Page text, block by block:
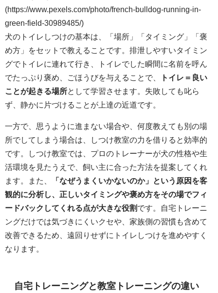
(https://www.pexels.com/photo/french-bulldog-running-in-
green-field-30989485/)
犬のトイレしつけの基本は、「場所」「タイミング」「褒
め方」をセットで教えることです。排泄しやすいタイミン
グでトイレに連れて行き、トイレでした瞬間に名前を呼ん
でたっぷり褒め、ごほうびを与えることで、
トイレ＝良い
ことが起きる場所として学習させます。失敗しても叱ら
ず、静かに片づけることが上達の近道です。
一方で、思うように進まない場合や、何度教えても別の場
所でしてしまう場合は、しつけ教室の力を借りると効率的
です。しつけ教室では、プロのトレーナーが犬の性格や生
活環境を見たうえで、飼い主に合った方法を提案してくれ
ます。また、
「なぜうまくいかないのか」という原因を客
観的に分析し、正しいタイミングや褒め方をその場でフィ
ードバックしてくれる点が大きな役割です。自宅トレーニ
ングだけでは気づきにくいクセや、家族側の習慣も含めて
改善できるため、遠回りせずにトイレしつけを進めやすく
なります。
自宅トレーニングと教室トレーニングの違い